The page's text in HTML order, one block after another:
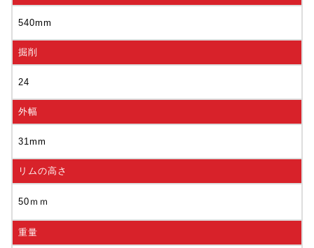
540mm
掘削
24
外幅
31mm
リムの高さ
50ｍｍ
重量